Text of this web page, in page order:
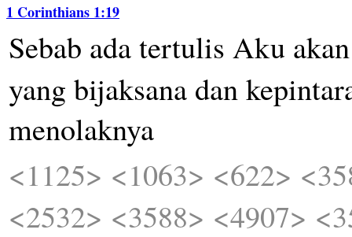
1 Corinthians 1:19
Sebab adatertulis Aku akan
yang bijaksana dan
menolaknya
<1125> <1063> <622>
<2532> <3588> <4907>